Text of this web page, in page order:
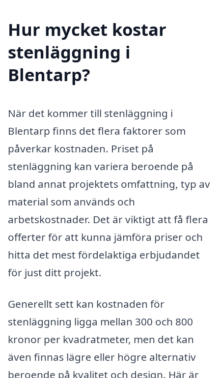
Hur mycket kostar
stenläggning i
Blentarp?
När det kommer till stenläggning i
Blentarp finns det flera faktorer som
påverkar kostnaden. Priset på
stenläggning kan variera beroende på
bland annat projektets omfattning, typ av
material som används och
arbetskostnader. Det är viktigt att få flera
offerter för att kunna jämföra priser och
hitta det mest fördelaktiga erbjudandet
för just ditt projekt.
Generellt sett kan kostnaden för
stenläggning ligga mellan 300 och 800
kronor per kvadratmeter, men det kan
även finnas lägre eller högre alternativ
beroende på kvalitet och design. Här är